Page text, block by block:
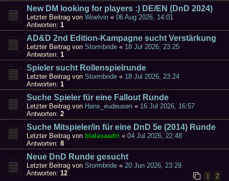
New DM looking for players :) DE/EN (DnD 2024)
Letzter Beitrag von Woelvin « 06 Aug 2026, 14:01
Antworten: 1
AD&D 2nd Edition-Kampagne sucht Verstärkung
Letzter Beitrag von Stormbride « 18 Jul 2026, 23:25
Antworten: 1
Spieler sucht Rollenspielrunde
Letzter Beitrag von Stormbride « 18 Jul 2026, 23:24
Antworten: 1
Suche Spieler für eine Fallout Runde
Letzter Beitrag von Hans_eudeusen « 16 Jul 2026, 16:57
Antworten: 2
Suche Mitspieler/in für eine DnD 5e (2014) Runde
Letzter Beitrag von blalasaadri « 04 Jul 2026, 22:48
Antworten: 8
Neue DnD Runde gesucht
Letzter Beitrag von Stormbride « 20 Jun 2026, 23:29
Antworten: 12 1 2